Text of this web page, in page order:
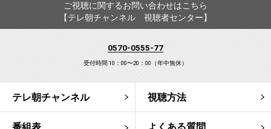
ご視聴に関するお問い合わせはこちら
【テレ朝チャンネル 視聴者センター】
0570-0555-77
受付時間 10：00〜20：00（年中無休）
テレ朝チャンネル 視聴方法